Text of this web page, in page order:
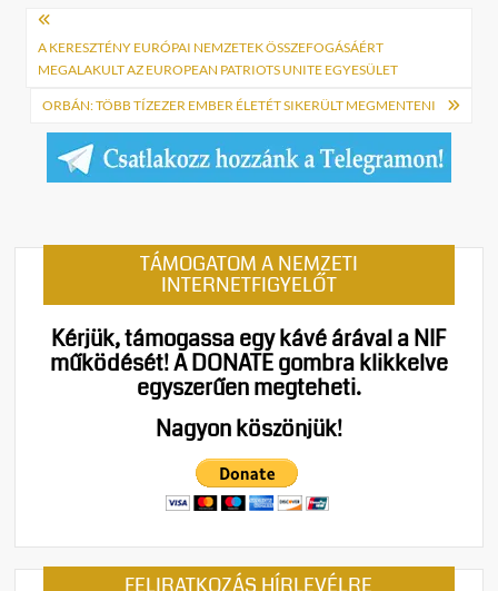
Bejegyzés
navigáció
A KERESZTÉNY EURÓPAI NEMZETEK ÖSSZEFOGÁSÁÉRT
MEGALAKULT AZ EUROPEAN PATRIOTS UNITE EGYESÜLET
ORBÁN: TÖBB TÍZEZER EMBER ÉLETÉT SIKERÜLT MEGMENTENI
TÁMOGATOM A NEMZETI
INTERNETFIGYELŐT
Kérjük, támogassa egy kávé árával a NIF
működését!A DONATE gombra klikkelve
egyszerűen megteheti.
Nagyon köszönjük!